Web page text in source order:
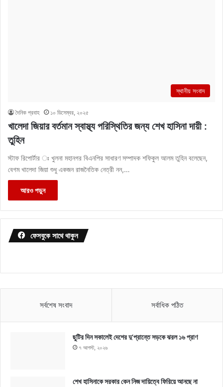
স্থানীয় সংবাদ
দৈনিক প্রবাহ ১০ ডিসেম্বর, ২০২৫
খালেদা জিয়ার বর্তমান স্বাস্থ্য পরিস্থিতির জন্য শেখ হাসিনা দায়ী :
তুহিন
স্টাফ রিপোর্টার ঃ খুলনা মহানগর বিএনপির সাধারণ সম্পাদক শফিকুল আলম তুহিন বলেছেন,
বেগম খালেদা জিয়া শুধু একজন রাজনৈতিক নেত্রী নন,…
আরও পড়ুন
ফেসবুকে সাথে থাকুন
সর্বশেষ সংবাদ সর্বাধিক পঠিত
ছুটির দিন সকালেই দেশের দু’প্রান্তে সড়কে ঝরল ১৬ প্রাণ
৭ আগস্ট, ২০২৬
শেখ হাসিনাকে সরকার কেন নিজ দায়িত্বে ফিরিয়ে আনছে না